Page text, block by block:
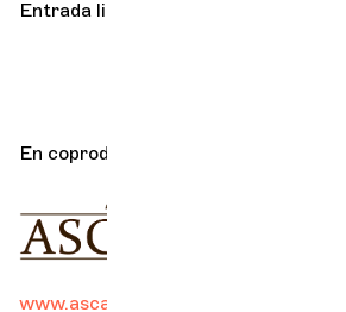
Entrada libre
En coproducción con
www.ascanio-asso.net/la-femme-nue